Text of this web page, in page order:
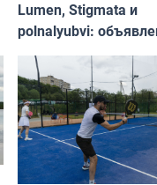
Lumen, Stigmata и
polnalyubvi:
хедлайнеры
«Имандра» в 2026